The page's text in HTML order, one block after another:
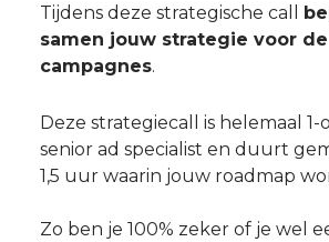
Tijdens deze strategische call
samen jouw strategie voor
campagnes.
Deze strategiecall is helemaal 1-
senior ad specialist en duurt
1,5 uur waarin jouw roadmap
Zo ben je 100% zeker of je wel